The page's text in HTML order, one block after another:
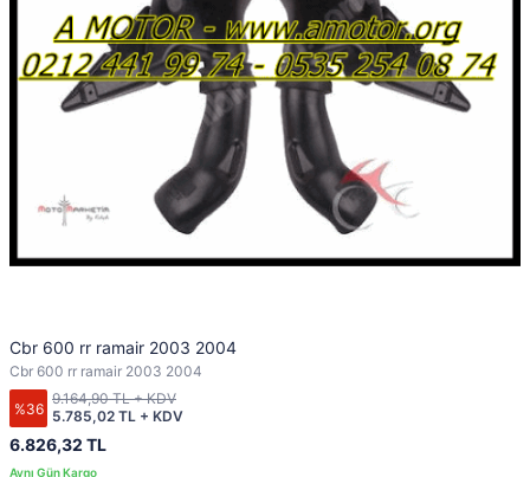
Cbr 600 rr ramair 2003 2004
Cbr 600 rr ramair 2003 2004
%36
6.826,32 TL
5.785,02 TL + KDV
9.164,90 TL + KDV